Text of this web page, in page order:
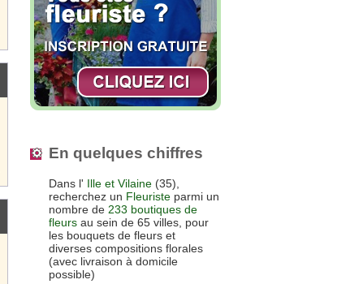
En quelques chiffres
Dans l' Ille et Vilaine (35),
recherchez un Fleuriste parmi un
nombre de 233 boutiques de
fleurs au sein de 65 villes, pour
les bouquets de fleurs et
diverses compositions florales
(avec livraison à domicile
possible)